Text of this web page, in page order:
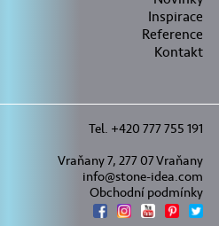
Inspirace
Reference
Kontakt
Tel. +420 777 755 191
Vraňany 7, 277 07 Vraňany
info@stone-idea.com
Obchodní podmínky